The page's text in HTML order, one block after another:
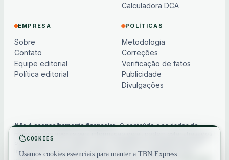
Calculadora DCA
EMPRESA
Sobre
Contato
Equipe editorial
Política editorial
POLÍTICAS
Metodologia
Correções
Verificação de fatos
Publicidade
Divulgações
Não é aconselhamento financeiro.O conteúdo e os dados de
mercado são apenas para informação geral, podem estar atrasados
ou baseados em modelos e não constituem aconselhamento de
investimento, financeiro, jurídico ou fiscal. Os criptoativos são
COOKIES
Usamos cookies essenciais para manter a TBN Express